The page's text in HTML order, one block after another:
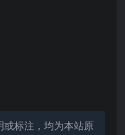
或标注，均为本站原